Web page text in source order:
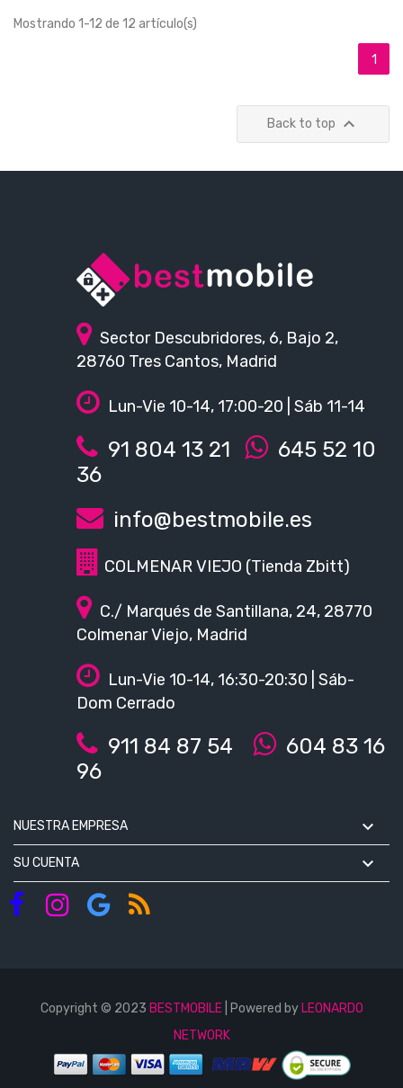
Mostrando 1-12 de 12 artículo(s)
1
Back to top 
Sector Descubridores, 6, Bajo 2,
28760 Tres Cantos, Madrid
Lun-Vie 10-14, 17:00-20 | Sáb 11-14
91 804 13 21
645 52 10
36
info@bestmobile.es
COLMENAR VIEJO (Tienda Zbitt)
C./ Marqués de Santillana, 24, 28770
Colmenar Viejo, Madrid
Lun-Vie 10-14, 16:30-20:30 | Sáb-
Dom Cerrado
911 84 87 54
604 83 16
96
NUESTRA EMPRESA 
SU CUENTA 
Copyright © 2023 BESTMOBILE| Powered by LEONARDO
NETWORK